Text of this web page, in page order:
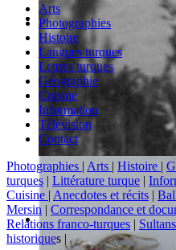
Arts
Photographies
Histoire
Langues turques
Lettres turques
Géographie
Cuisine
Information
Télévision
Contact
Photographies | Arts | Histoire |
turques | Littérature turque |
Cuisine | Anecdotes et récits |
Mersin | Correspondance et
Relations franco-turques | Sultans
historiques |